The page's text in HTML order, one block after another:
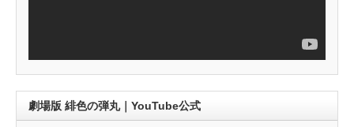
劇場版 緋色の弾丸｜YouTube公式